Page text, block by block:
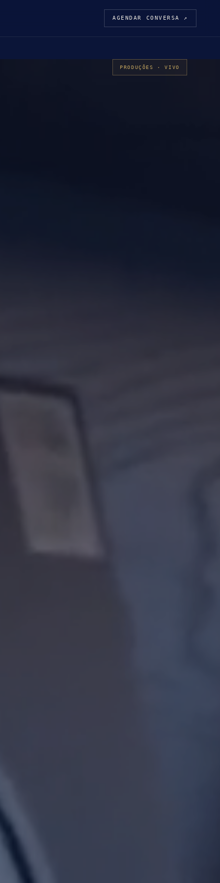
AGENDAR CONVERSA ↗
PRODUÇÕES ·VIVO